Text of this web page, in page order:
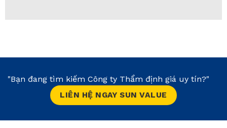
"Bạn đang tìm kiếm Công ty Thẩm định giá uy tín?"
LIÊN HỆ NGAY SUN VALUE